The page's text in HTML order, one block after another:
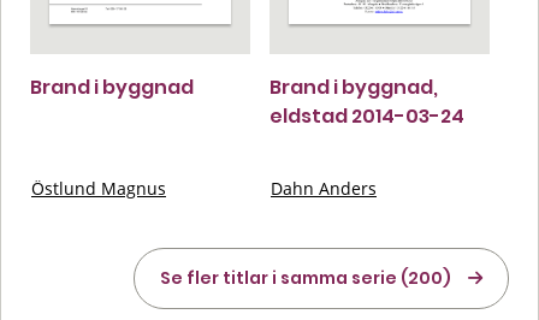
Brand i byggnad
Östlund Magnus
Brand i byggnad,
eldstad 2014-03-24
Dahn Anders
Se fler titlar i samma serie (200)